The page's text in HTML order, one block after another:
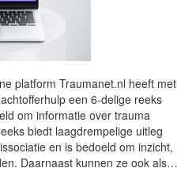
platform Traumanet.nl heeft met
een 6-delige reeks
om informatie over trauma
biedt laagdrempelige uitleg
en is bedoeld om inzicht,
Daarnaast kunnen ze ook als…